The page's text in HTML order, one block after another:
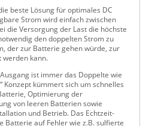
beste Lösung für optimales DC
Strom wird einfach zwischen
die Versorgung der Last die höchste
den doppelten Strom zu
der zur Batterie gehen würde, zur
werden kann.
ist immer das Doppelte wie
Konzept kümmert sich um schnelles
Optimierung der
von leeren Batterien sowie
und Betrieb. Das Echtzeit-
Batterie auf Fehler wie z.B. sulfierte